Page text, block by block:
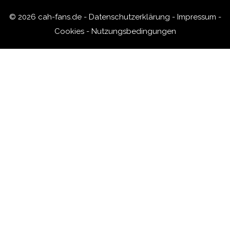
© 2026 cah-fans.de - Datenschutzerklärung - Impressum -
Cookies- Nutzungsbedingungen